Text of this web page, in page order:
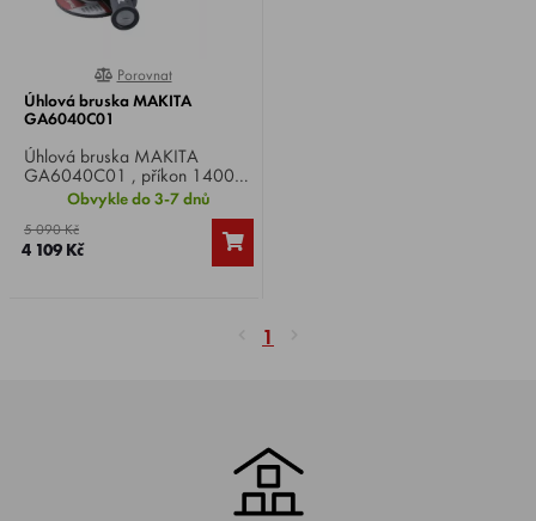
0%
Porovnat
Úhlová bruska MAKITA
GA6040C01
Úhlová bruska MAKITA
GA6040C01 , příkon 1400
W, otáčky 4000-9000 min-1,
průměr kotouče 150 mm,
hmotnost 2,6 kg.
Obvykle do 3-7 dnů
5 090 Kč
4 109 Kč
1